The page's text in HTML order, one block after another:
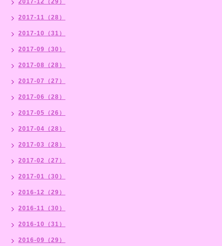
2017-11（28）
2017-10（31）
2017-09（30）
2017-08（28）
2017-07（27）
2017-06（28）
2017-05（26）
2017-04（28）
2017-03（28）
2017-02（27）
2017-01（30）
2016-12（29）
2016-11（30）
2016-10（31）
2016-09（29）